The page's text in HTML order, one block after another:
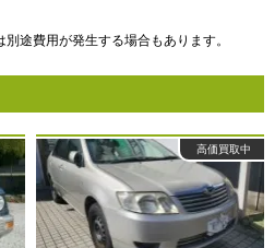
途費用が発生する場合もあります。
高価買取中